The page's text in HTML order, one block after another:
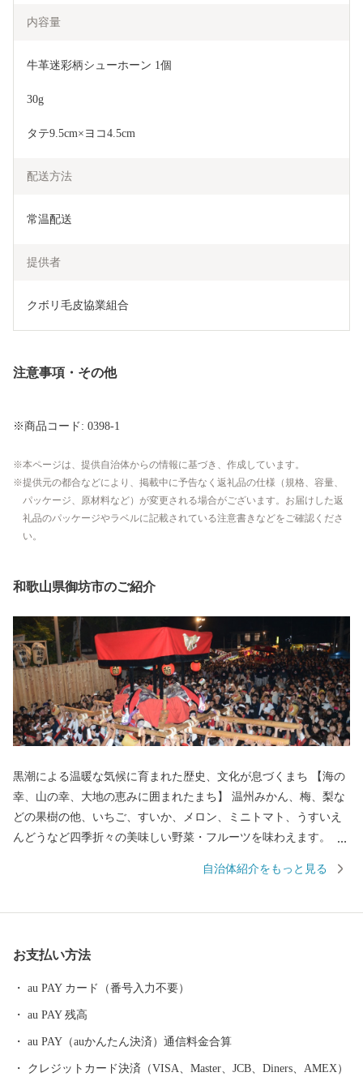
内容量
牛革迷彩柄シューホーン 1個
30g
タテ9.5cm×ヨコ4.5cm
配送方法
常温配送
提供者
クボリ毛皮協業組合
注意事項・その他
※商品コード: 0398-1
本ページは、提供自治体からの情報に基づき、作成しています。
提供元の都合などにより、掲載中に予告なく返礼品の仕様（規格、容量、
パッケージ、原材料など）が変更される場合がございます。お届けした返
礼品のパッケージやラベルに記載されている注意書きなどをご確認くださ
い。
和歌山県御坊市のご紹介
黒潮による温暖な気候に育まれた歴史、文化が息づくまち 【海の
幸、山の幸、大地の恵みに囲まれたまち】 温州みかん、梅、梨な
どの果樹の他、いちご、すいか、メロン、ミニトマト、うすいえ
んどうなど四季折々の美味しい野菜・フルーツを味わえます。 ま
び、ナガレコ、伊勢えびなど海産物も豊富です。 【色とりどりの
高速のインターそばには広々とした日高川オートキャンプ場があ
り、大阪から約2時間、気軽にアウトドアが楽しめます。 【歴史
め、「御坊」の由来となった寺内町、宮子姫の伝説など、名所・
旧跡や伝説が数多く残り、当時の息づかいを体感できます。 頂い
た寄付金は、子供たちの教育環境の整備、みんなが安心して暮ら
自治体紹介をもっと見る
お支払い方法
au PAY カード（番号入力不要）
au PAY 残高
au PAY（auかんたん決済）通信料金合算
クレジットカード決済（VISA、Master、JCB、Diners、AMEX）